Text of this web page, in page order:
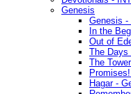
Genesis
Genesis -
In the
Out of
The Days
The
Hagar -